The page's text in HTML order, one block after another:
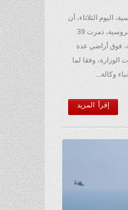
اليوم الثلاثاء، أن
أنظمة الدفاع الجوي الروسية، دمرت 39
فوق أراضي عدة
وفقا لما
وكالة...
إقرأ المزيد